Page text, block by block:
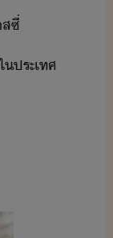
ซี่
ประเทศ